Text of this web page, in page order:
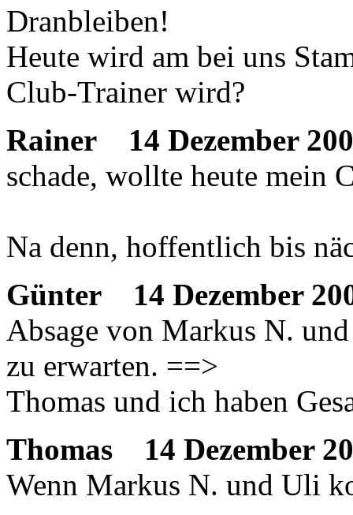
Dranbleiben!
Heute wird am bei uns
Club-Trainer wird?
Rainer
14 Dezember
schade, wollte heute mein
Na denn, hoffentlich bis
Günter
14 Dezember
Absage von Markus N.
zu erwarten. ==>
Thomas und ich haben
Thomas
14 Dezember
Wenn Markus N. und Uli